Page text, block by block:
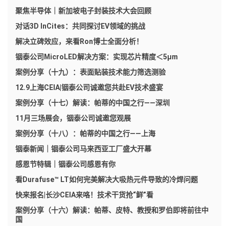
聚焦半导体｜新加坡电子封装技术大会回顾
对话3D InCites：共同探讨EV领域的挑战
解决立碑效应，来看Ron博士全面分析！
铟泰公司MicroLED解决方案：实现芯片精度＜5μm
案例分享（十九）：表面贴装技术能力筛选测验
12.9上海CEIA|铟泰公司诚邀您共赴EV技术盛宴
案例分享（十七）解读：帕蒂的中国之行——深圳
11月三场展会，铟泰公司诚邀您观展
案例分享（十八）：帕蒂的中国之行——上海
铟泰新闻｜铟泰公司马来西亚工厂盛大开幕
感恩节特辑｜铟泰公司感恩有你
看Durafuse™ LT如何完美解决大吸热元件导致的冷焊问题
快来报名|长沙CEIA来咯！技术干货抢“鲜”看
案例分享（十六）解读：帕蒂、皮特、教授和罗伯即将前往中
国